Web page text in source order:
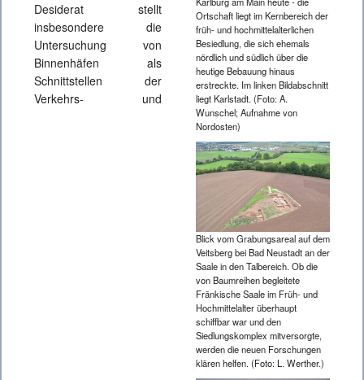
Ortschaft liegt im Kernbereich der
früh- und hochmittelalterlichen
Besiedlung, die sich ehemals
nördlich und südlich über die
heutige Bebauung hinaus
erstreckte. Im linken Bildabschnitt
liegt Karlstadt. (Foto: A.
Wunschel; Aufnahme von
Nordosten)
Blick vom Grabungsareal auf dem
Veitsberg bei Bad Neustadt an der
Saale in den Talbereich. Ob die
von Baumreihen begleitete
Fränkische Saale im Früh- und
Hochmittelalter überhaupt
schiffbar war und den
Siedlungskomplex mitversorgte,
werden die neuen Forschungen
klären helfen. (Foto: L. Werther.)
Desiderat stellt
insbesondere die
Untersuchung von
Binnenhäfen als
Schnittstellen der
Verkehrs- und